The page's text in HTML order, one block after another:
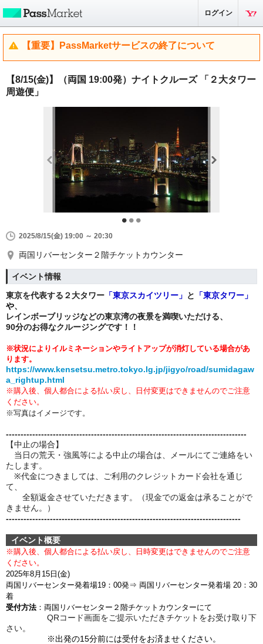
ログイン
【重要】PassMarketサービスの終了について
【8/15(金)】（両国 19:00発）ナイトクルーズ 「２大タワー
周遊便」
2025/8/15(金) 19:00 ～ 20:30
両国リバーセンター２階チケットカウンター
イベント情報
東京を代表する２大タワー 「東京スカイツリー」 と 「東京タワー」
や、
レインボーブリッジなどの東京湾の夜景を満喫いただける、
90分のお得なクルージングです！！
※状況によりイルミネーションやライトアップが消灯している場合があ
ります。
https://www.kensetsu.metro.tokyo.lg.jp/jigyo/road/sumidagaw
a_rightup.html
※購入後、個人都合による払い戻し、日付変更はできませんのでご注意
ください。
※写真はイメージです。
----------------------------------------------------------------------------------
【中止の場合】
当日の荒天・強風等による中止の場合は、メールにてご連絡をい
たします。
※代金につきましては、ご利用のクレジットカード会社を通じ
て、
全額返金させていただきます。（現金での返金は承ることがで
きません。）
--------------------------------------------------------------------------------
イベント概要
※購入後、個人都合による払い戻し、日時変更はできませんのでご注意
ください。
2025年8月15 日(金)
両国リバーセンター発着場19：00発⇒ 両国リバーセンター発着場 20：30
着
受付方法：両国リバーセンター２階チケットカウンターにて
QRコード画面をご提示いただきチケットをお受け取り下
さい。
※出発の15分前には受付をお済ませください。